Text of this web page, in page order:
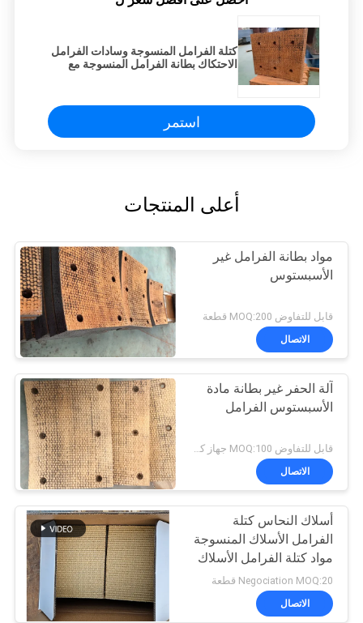
كتلة الفرامل المنسوجة وسادات الفرامل
الاحتكاك بطانة الفرامل المنسوجة مع
استمر
أعلى المنتجات
مواد بطانة الفرامل غير
الأسبستوس
قابل للتفاوض MOQ:200 قطعة
الاتصال
آلة الحفر غير بطانة مادة
الأسبستوس الفرامل
قابل للتفاوض MOQ:100 جهاز كمبيوتر شخصى
الاتصال
أسلاك النحاس كتلة
الفرامل الأسلاك المنسوجة
مواد كتلة الفرامل الأسلاك
النحاسية المقوية
Negociation MOQ:20 قطعة
الاتصال